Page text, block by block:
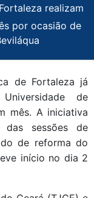
realizam
por ocasião de
de Fortaleza já
de
mês. A iniciativa
sessões de
de reforma do
início no dia 2